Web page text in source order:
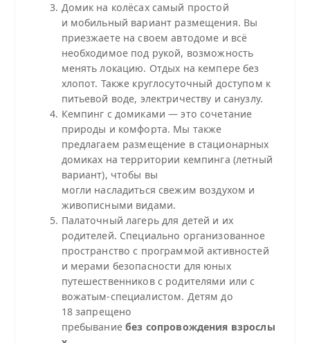
Домик на колёсах самый простой
и мобильный вариант размещения. Вы
приезжаете на своем автодоме и всё
необходимое под рукой, возможность
менять локацию. Отдых на кемпере без
хлопот. Также круглосуточный доступом к
питьевой воде, электричеству и санузлу.
Кемпинг с домиками — это сочетание
природы и комфорта. Мы также
предлагаем размещение в стационарных
домиках на территории кемпинга (летный
вариант), чтобы вы
могли насладиться свежим воздухом и
живописными видами.
Палаточный лагерь для детей и их
родителей. Специально организованное
пространство с программой активностей
и мерами безопасности для юных
путешественников с родителями или с
вожатым-специалистом. Детям до
18 запрещено
пребываниебез сопровождения взрослы